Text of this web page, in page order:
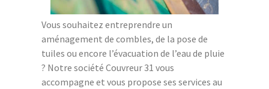
Vous souhaitez entreprendre un
aménagement de combles, de la pose de
tuiles ou encore l’évacuation de l’eau de pluie
? Notre société Couvreur 31 vous
accompagne et vous propose ses services au